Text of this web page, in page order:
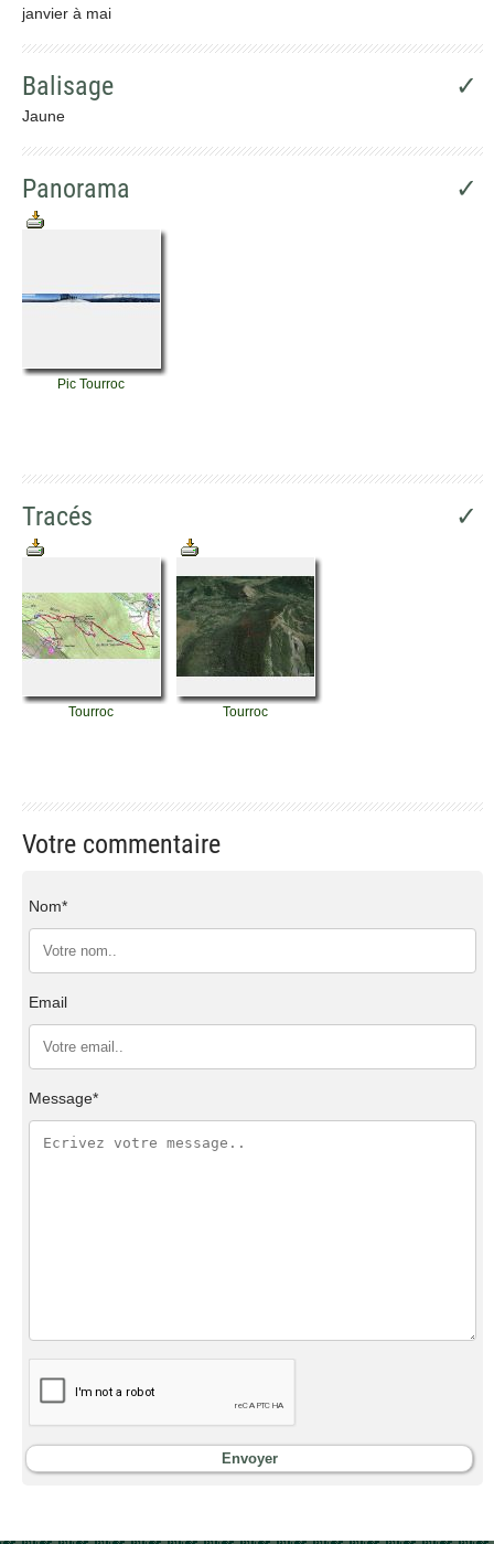
janvier à mai
Balisage ✓
Jaune
Panorama ✓
Pic Tourroc
Tracés ✓
Tourroc Tourroc
Votre commentaire
Nom*
Email
Message*